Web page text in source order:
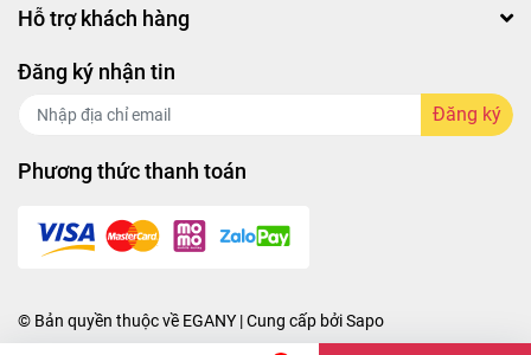
#phanphuminli #phanphukiemdauminli
#phanphulautroi #phanphuchekhuyetdiem #makeup
#phanphusieuli #blackpinks #blackpinksvn
#blackpinkvn #blackpinkcom #blackpinkcomvn #blps
#blpcomvn
Hỗ trợ khách hàng
Đăng ký nhận tin
Đăng ký
Phương thức thanh toán
© Bản quyền thuộc về EGANY | Cung cấp bởiSapo